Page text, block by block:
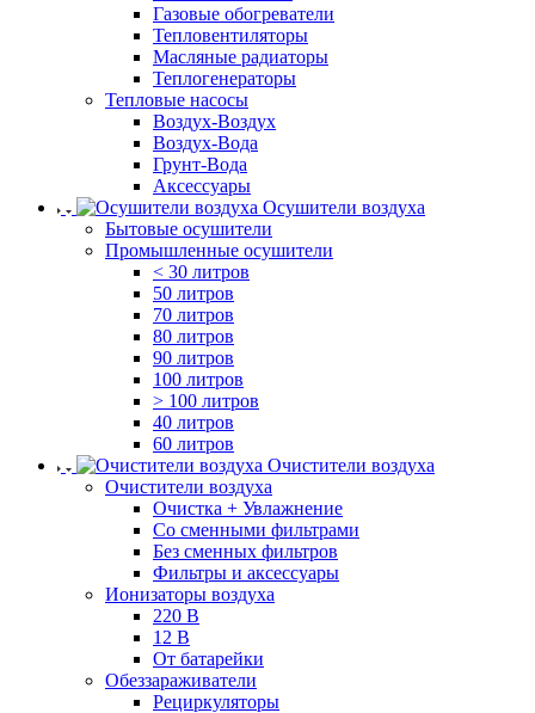
Газовые обогреватели
Тепловентиляторы
Масляные радиаторы
Теплогенераторы
Тепловые насосы
Воздух-Воздух
Воздух-Вода
Грунт-Вода
Аксессуары
Осушители воздуха
Бытовые осушители
Промышленные осушители
< 30 литров
50 литров
70 литров
80 литров
90 литров
100 литров
> 100 литров
40 литров
60 литров
Очистители воздуха
Очистители воздуха
Очистка + Увлажнение
Cо сменными фильтрами
Без сменных фильтров
Фильтры и аксессуары
Ионизаторы воздуха
220 В
12 В
От батарейки
Обеззараживатели
Рециркуляторы